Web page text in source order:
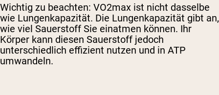
Wichtig zu beachten: VO2max ist nicht dasselbe
wie Lungenkapazität. Die Lungenkapazität gibt an,
wie viel Sauerstoff Sie einatmen können. Ihr
Körper kann diesen Sauerstoff jedoch
unterschiedlich effizient nutzen und in ATP
umwandeln.